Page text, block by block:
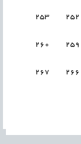
252
253
259
260
266
267